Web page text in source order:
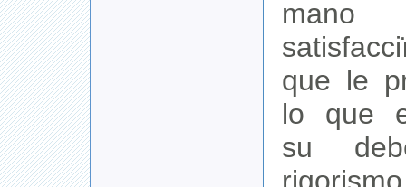
que le
lo que
su